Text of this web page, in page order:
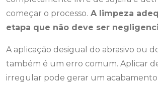
começar o processo. A limpeza
etapa que não deve ser
A aplicação desigual do abrasivo ou
também é um erro comum. Aplicar
irregular pode gerar um acabamento